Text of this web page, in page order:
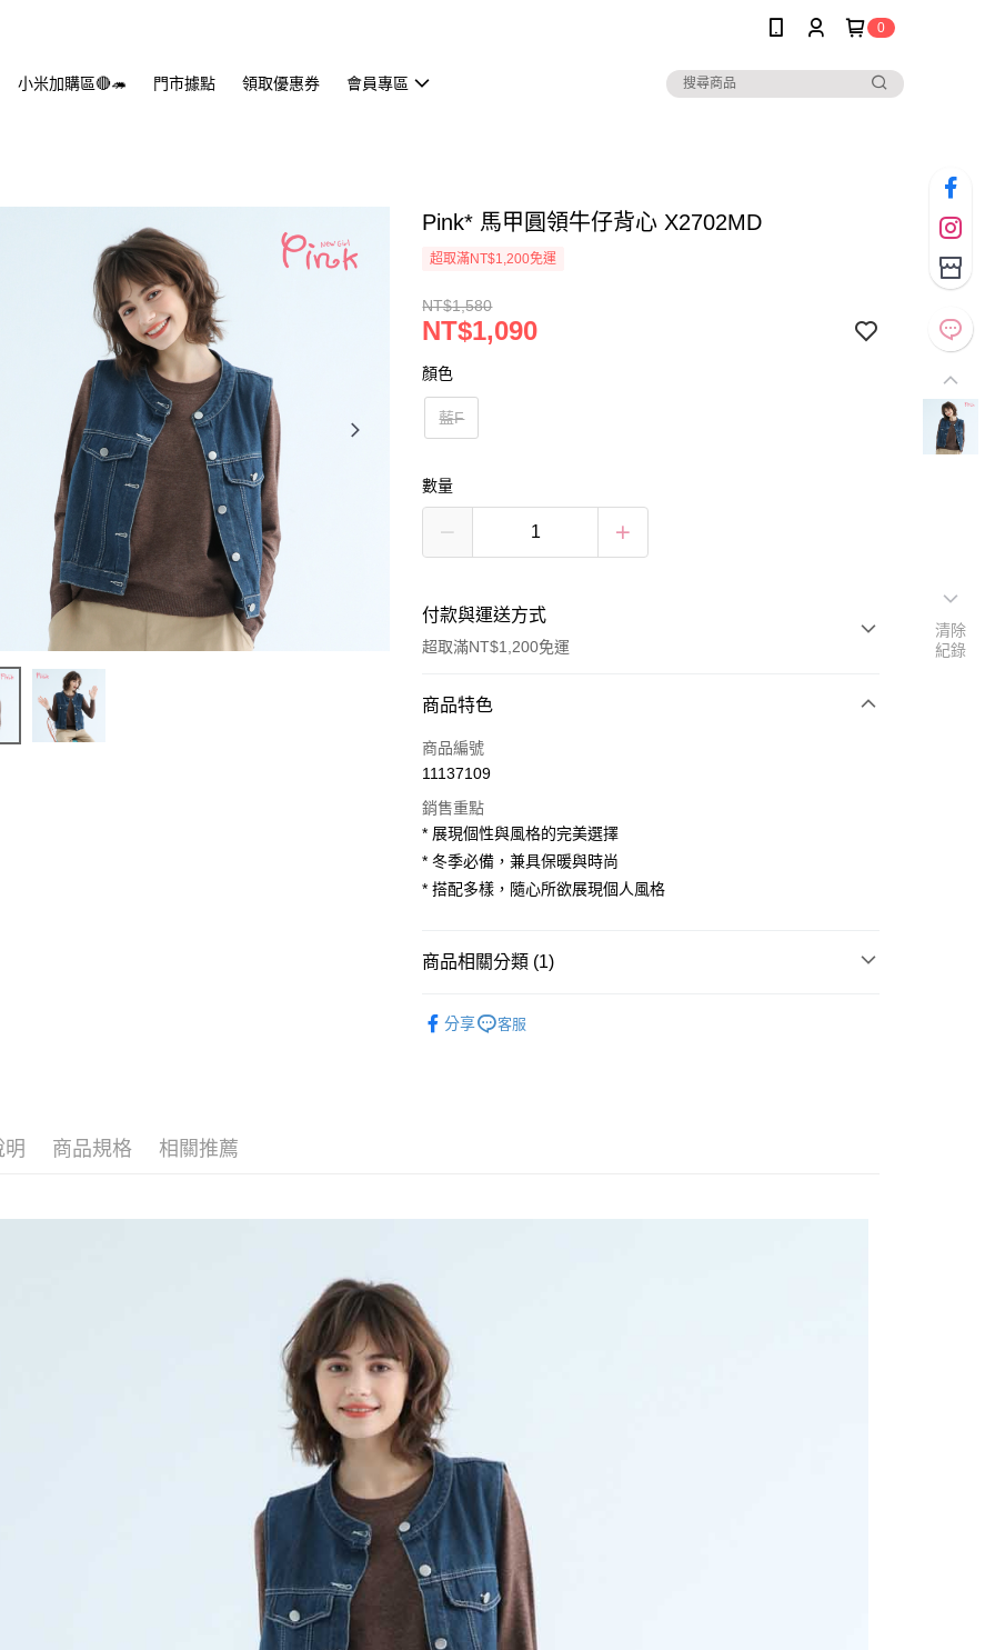
0
小米加購區🔴🦔 門市據點 領取優惠券 會員專區
Pink* 馬甲圓領牛仔背心 X2702MD
超取滿NT$1,200免運
NT$1,580
NT$1,090
顏色
藍F
數量
付款與運送方式
超取滿NT$1,200免運
付款方式
信用卡一次付款
LINE Pay
Apple Pay
悠遊付
相關說明
付」結帳頁面，進行簡訊認證並確認金額後，即可完成結帳。
絡購買商品的店家。未經商家同意取消之訂單仍視為有效，需透過AFTEE
先享後付繳納相關費用。
※ 交易是否成功請以「AFTEE先享後付 」之結帳頁面顯示為準，若有關於
是否繳費成功／繳費後需取消欲退款等相關疑問，請聯繫「AFTEE先享後
付客戶支援中心」
【注意事項】
１．透過由恩沛科技股份有限公司提供之「AFTEE先享後付」服務完成之
交易，需依本服務之必要範圍內提供個人資料，並將交易相關給付款項請
求債權轉讓予恩沛科技股份有限公司。
２．關於個人資料處理事宜，請瀏覽以下網址：
https://aftee.tw/terms/#terms3
３．未成年的使用者請事先徵得法定代理人或監護人之同意方可使用
「AFTEE先享後付」，若未經同意申辦者引起之損失，本公司不負相關責
任。
４．使用「AFTEE先享後付」時，將依據個別帳號之用戶狀況，依本公司
即時審查核予不同之上限額度；若仍有額度不足之情形，本公司將視審查
宅配
每筆NT$80，滿NT$1,200(含以上)免運費
付款後門市自取
免運費
商品特色
商品編號
11137109
銷售重點
* 展現個性與風格的完美選擇
* 冬季必備，兼具保暖與時尚
* 搭配多樣，隨心所欲展現個人風格
商品相關分類 (1)
分享
客服
明 商品規格 相關推薦
清除
紀錄